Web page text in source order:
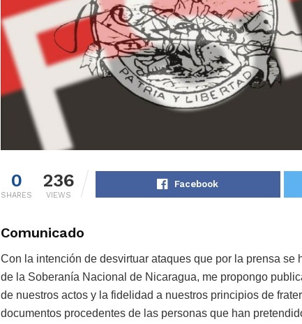
0
SHARES
236
VIEWS
Facebook
Comunicado
Con la intención de desvirtuar ataques que por la prensa
de la Soberanía Nacional de Nicaragua, me propongo
de nuestros actos y la fidelidad a nuestros principios de
documentos procedentes de las personas que han